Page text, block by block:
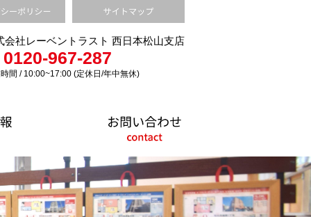
会社レーベントラスト 西日本松山支店
0120-967-287
間 / 10:00~17:00 (定休日/年中無休)